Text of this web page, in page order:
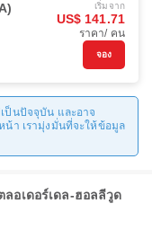
เริ่มจาก
US$ 141.71
ราคา/ คน
จอง
ป็นปัจจุบัน และอาจ
น้า เรามุ่งมั่นที่จะให้ข้อมูล
อเดอร์เดล-ฮอลลีวูด